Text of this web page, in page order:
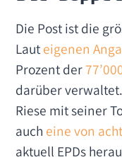
Die Post ist die
Lauteigenen
Prozent der
darüber
Riese mit seiner
auch eine von
aktuell EPDs